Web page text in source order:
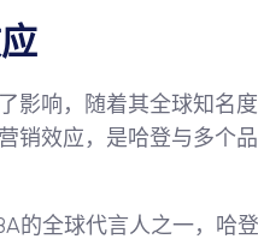
影响，随着其全球知名
销效应，是哈登与多个
的全球代言人之一，哈